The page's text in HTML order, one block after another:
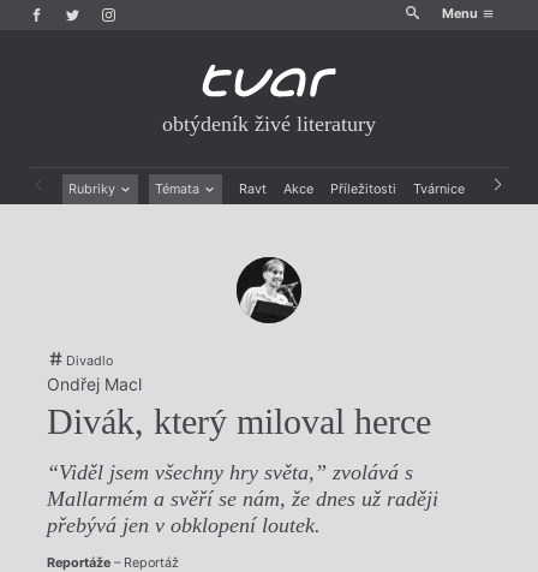
Menu
obtýdeník živé literatury
Rubriky Témata Ravt Akce Příležitosti Tvárnice Archiv
Výroční ceny
Divadlo
Ondřej Macl
Divák, který miloval herce
“Viděl jsem všechny hry světa,” zvolává s
Mallarmém a svěří se nám, že dnes už raději
přebývá jen v obklopení loutek.
Reportáže– Reportáž